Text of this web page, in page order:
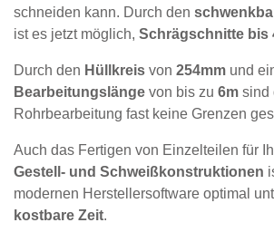
schneiden kann. Durch den
ist es jetzt möglich, Schrägschnitte bis
Durch den Hüllkreis von 254mm und
Bearbeitungslänge von bis zu 6m sind
Rohrbearbeitung fast keine Grenzen
Auch das Fertigen von Einzelteilen für
Gestell- und Schweißkonstruktionen
modernen Herstellersoftware optimal
kostbare Zeit.